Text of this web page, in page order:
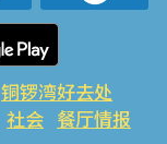
铜锣湾好去处
社会 餐厅情报